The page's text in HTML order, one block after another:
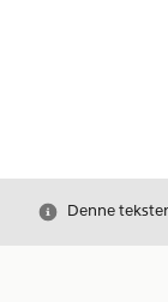
Avslutt
Denne